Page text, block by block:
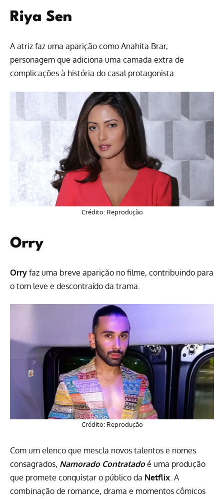
Riya Sen
A atriz faz uma aparição como Anahita Brar,
personagem que adiciona uma camada extra de
complicações à história do casal protagonista.
Crédito: Reprodução
Orry
Orry faz uma breve aparição no filme, contribuindo para
o tom leve e descontraído da trama.
Crédito: Reprodução
Com um elenco que mescla novos talentos e nomes
consagrados, Namorado Contratadoé uma produção
que promete conquistar o público da Netflix. A
combinação de romance, drama e momentos cômicos